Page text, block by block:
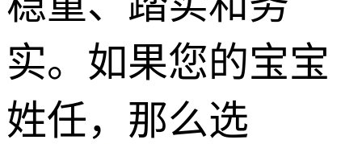
实。如果您的宝宝
姓任，那么选